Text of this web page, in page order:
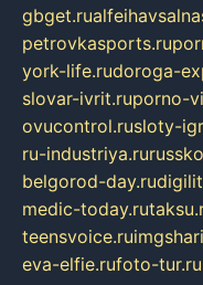
gbget.ru
petrovkasports.ru
york-life.rudoroga-
slovar-ivrit.ruporno-
ovucontrol.rusloty-
ru-industriya.ru
belgorod-day.ru
medic-today.ru
teensvoice.ru
eva-elfie.rufoto-tur.ru